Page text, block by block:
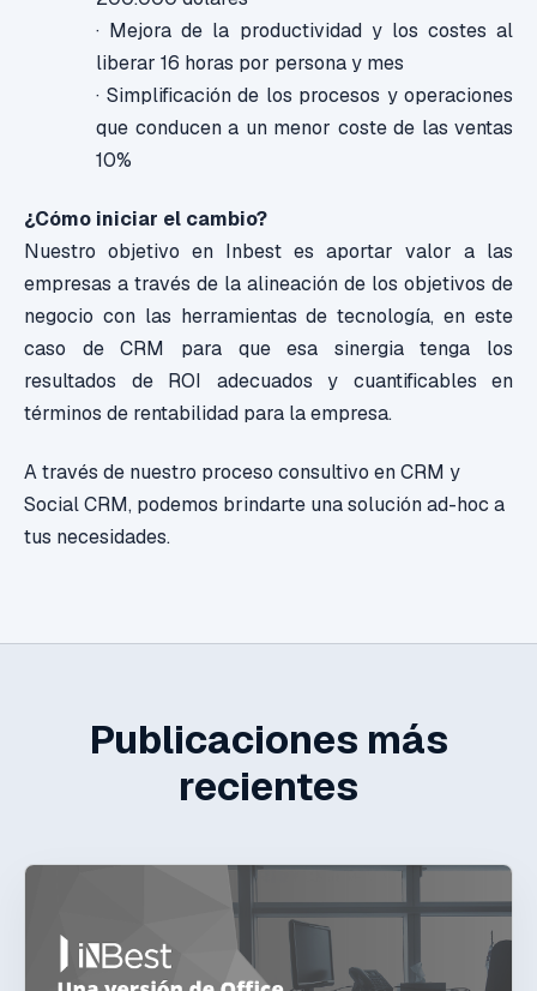
· Mejora de la productividad y los costes al
liberar 16 horas por persona y mes
· Simplificación de los procesos y operaciones
que conducen a un menor coste de las ventas
10%
¿Cómo iniciar el cambio?
Nuestro objetivo en Inbest es aportar valor a las
empresas a través de la alineación de los objetivos de
negocio con las herramientas de tecnología, en este
caso de CRM para que esa sinergia tenga los
resultados de ROI adecuados y cuantificables en
términos de rentabilidad para la empresa.
A través de nuestro proceso consultivo en CRM y
Social CRM, podemos brindarte una solución ad-hoc a
tus necesidades.
Publicaciones más
recientes